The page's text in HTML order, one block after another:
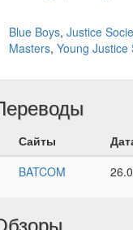
Blue Boys, Justice
Masters, Young Justice
Сайты
BATCOM